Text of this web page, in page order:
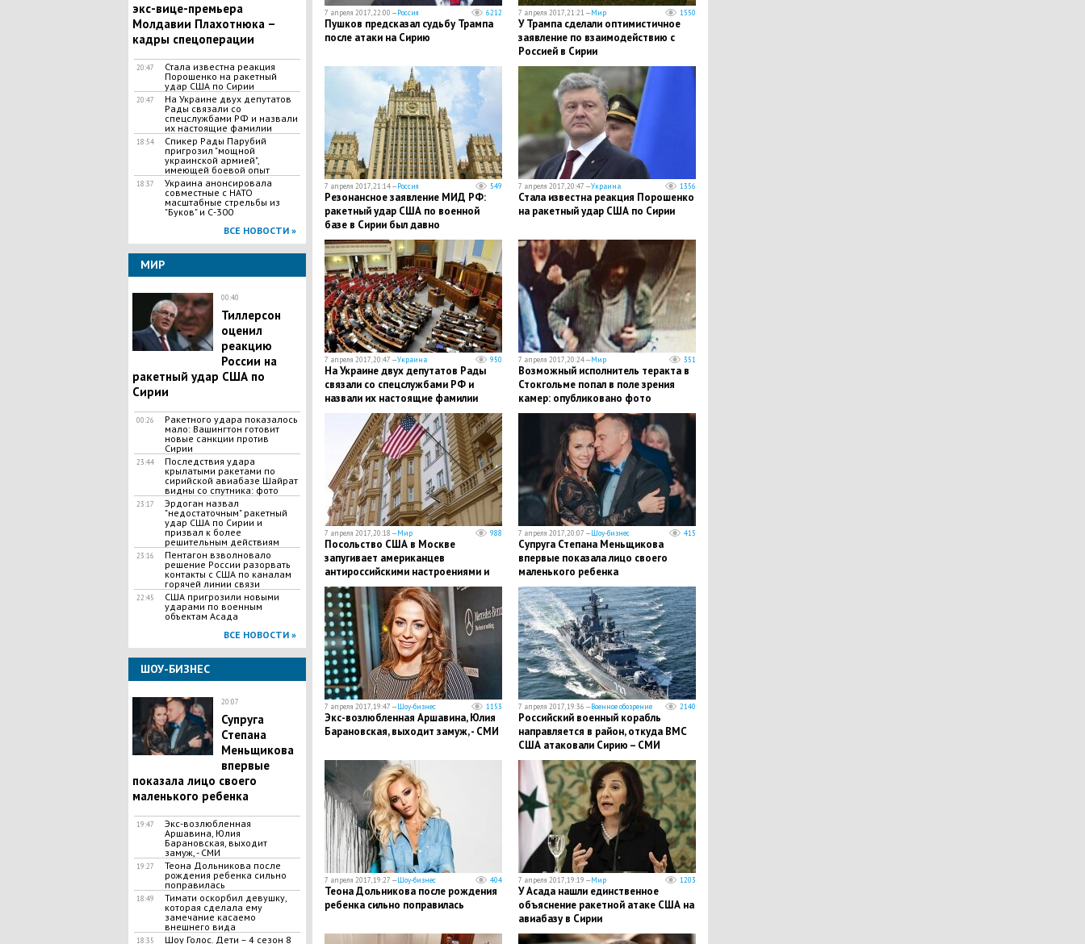
экс-вице-премьера
Молдавии Плахотнюка –
кадры спецоперации
20:47
Стала известна реакция
Порошенко на ракетный
удар США по Сирии
20:47
На Украине двух депутатов
Рады связали со
спецслужбами РФ и назвали
их настоящие фамилии
18:54
Спикер Рады Парубий
пригрозил "мощной
украинской армией",
имеющей боевой опыт
18:37
Украина анонсировала
совместные с НАТО
масштабные стрельбы из
"Буков" и С-300
ВСЕ НОВОСТИ »
МИР
00:40
Тиллерсон
оценил
реакцию
России на
ракетный удар США по
Сирии
00:26
Ракетного удара показалось
мало: Вашингтон готовит
новые санкции против
Сирии
23:44
Последствия удара
крылатыми ракетами по
сирийской авиабазе Шайрат
видны со спутника: фото
23:17
Эрдоган назвал
"недостаточным" ракетный
удар США по Сирии и
призвал к более
решительным действиям
23:16
Пентагон взволновало
решение России разорвать
контакты с США по каналам
горячей линии связи
22:45
США пригрозили новыми
ударами по военным
объектам Асада
ВСЕ НОВОСТИ »
ШОУ-БИЗНЕС
20:07
Супруга
Степана
Меньщикова
впервые
показала лицо своего
маленького ребенка
19:47
Экс-возлюбленная
Аршавина, Юлия
Барановская, выходит
замуж, - СМИ
19:27
Теона Дольникова после
рождения ребенка сильно
поправилась
18:49
Тимати оскорбил девушку,
которая сделала ему
замечание касаемо
внешнего вида
18:35
Шоу Голос. Дети – 4 сезон 8
7 апреля 2017, 22:00 —Россия 6212
Пушков предсказал судьбу Трампа
после атаки на Сирию
7 апреля 2017, 21:21 —Мир 1550
У Трампа сделали оптимистичное
заявление по взаимодействию с
Россией в Сирии
7 апреля 2017, 21:14 —Россия 549
Резонансное заявление МИД РФ:
ракетный удар США по военной
базе в Сирии был давно
запланирован
7 апреля 2017, 20:47 —Украина 1356
Стала известна реакция Порошенко
на ракетный удар США по Сирии
7 апреля 2017, 20:47 —Украина 950
На Украине двух депутатов Рады
связали со спецслужбами РФ и
назвали их настоящие фамилии
7 апреля 2017, 20:24 —Мир 351
Возможный исполнитель теракта в
Стокгольме попал в поле зрения
камер: опубликовано фото
предполагаемого террориста
7 апреля 2017, 20:18 —Мир 988
Посольство США в Москве
запугивает американцев
антироссийскими настроениями и
агрессией
7 апреля 2017, 20:07 —Шоу-бизнес 415
Супруга Степана Меньщикова
впервые показала лицо своего
маленького ребенка
7 апреля 2017, 19:47 —Шоу-бизнес 1153
Экс-возлюбленная Аршавина, Юлия
Барановская, выходит замуж, - СМИ
7 апреля 2017, 19:36 —Военное обозрение 2140
Российский военный корабль
направляется в район, откуда ВМС
США атаковали Сирию – СМИ
7 апреля 2017, 19:27 —Шоу-бизнес 404
Теона Дольникова после рождения
ребенка сильно поправилась
7 апреля 2017, 19:19 —Мир 1203
У Асада нашли единственное
объяснение ракетной атаке США на
авиабазу в Сирии